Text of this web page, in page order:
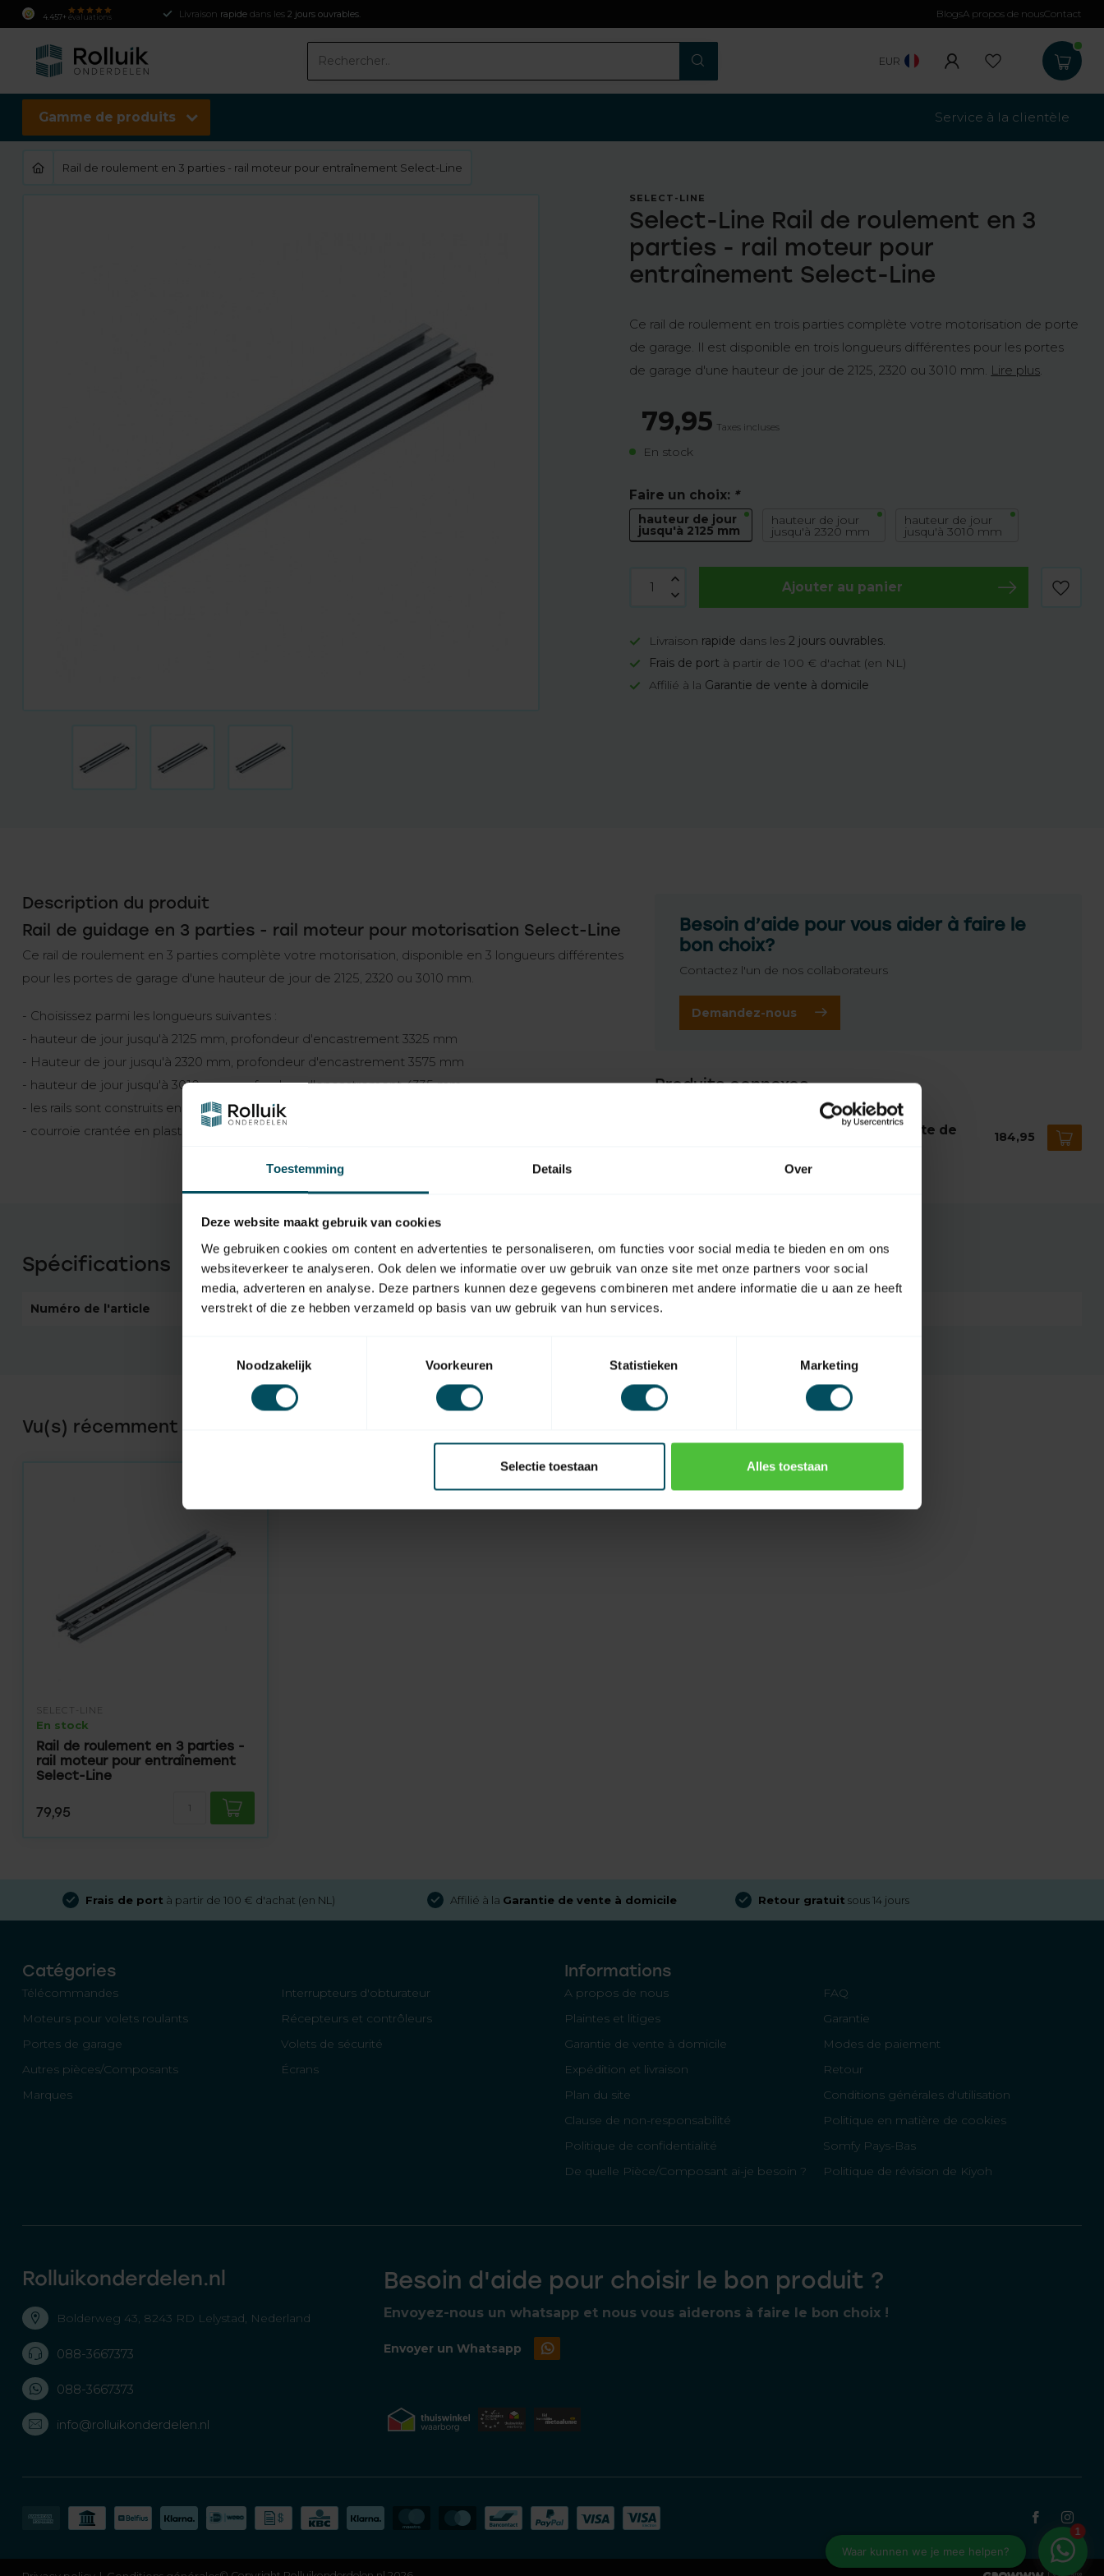
Toestemming Details Over
Deze website maakt gebruik van cookies
We gebruiken cookies om content en advertenties te personaliseren, om functies voor social media te bieden en om ons
websiteverkeer te analyseren. Ook delen we informatie over uw gebruik van onze site met onze partners voor social
media, adverteren en analyse. Deze partners kunnen deze gegevens combineren met andere informatie die u aan ze heeft
verstrekt of die ze hebben verzameld op basis van uw gebruik van hun services.
Noodzakelijk
Voorkeuren Statistieken Marketing
Selectie toestaan Alles toestaan
4.457+ évaluations Livraison rapide dans les 2 jours ouvrables Frais de port à partir de
BlogsA propos de nousContact
EUR
Gamme de produits Service à la clientèle
Rail de roulement en 3 parties - rail moteur pour entraînement Select-Line
SELECT-LINE
Select-Line Rail de roulement en 3
parties - rail moteur pour
entraînement Select-Line
Ce rail de roulement en trois parties complète votre motorisation de porte
de garage. Il est disponible en trois longueurs différentes pour les portes
de garage d'une hauteur de jour de 2125, 2320 ou 3010 mm. Lire plus.
79,95 Taxes incluses
En stock
Faire un choix: *
hauteur de jour
jusqu'à 2125 mm
hauteur de jour
jusqu'à 2320 mm
hauteur de jour
jusqu'à 3010 mm
Ajouter au panier
Livraison rapide dans les2 jours ouvrables.
Frais de port à partir de 100 € d'achat (en NL)
Affilié à la Garantie de vente à domicile
Description du produit
Rail de guidage en 3 parties - rail moteur pour motorisation Select-Line
Ce rail de roulement en 3 parties complète votre motorisation, disponible en 3 longueurs différentes
pour les portes de garage d'une hauteur de jour de 2125, 2320 ou 3010 mm.
- Choisissez parmi les longueurs suivantes :
- hauteur de jour jusqu'à 2125 mm, profondeur d'encastrement 3325 mm
- Hauteur de jour jusqu'à 2320 mm, profondeur d'encastrement 3575 mm
- hauteur de jour jusqu'à 3010 mm, profondeur d'encastrement 4335 mm
- les rails sont construits en 3 parties
- courroie crantée en plastique pour un fonctionnement souple et silencieux
Besoin d’aide pour vous aider à faire le
bon choix?
Contactez l'un de nos collaborateurs
Demandez-nous
Produits connexes
Select-Line Opérateur de porte de 184,95
Spécifications
Numéro de l'article 5826 SKU
Vu(s) récemment
SELECT-LINE
En stock
Rail de roulement en 3 parties -
rail moteur pour entraînement
Select-Line
79,95
Frais de port à partir de 100 € d'achat (en NL) Affilié à la Garantie de vente à domicile Retour gratuit sous 14 jours
Catégories
Télécommandes
Interrupteurs d'obturateur
Moteurs pour volets roulants
Récepteurs et contrôleurs
Portes de garage
Volets de sécurité
Autres pièces/Composants
Écrans
Marques
Informations
A propos de nous
FAQ
Plaintes et litiges
Garantie
Garantie de vente à domicile
Modes de paiement
Expédition et livraison
Retour
Plan du site
Conditions générales d'utilisation
Clause de non-responsabilité
Politique en matière de cookies
Politique de confidentialité
Somfy Pays-Bas
De quelle Pièce/Composant ai-je besoin ?
Politique de révision de Kiyoh
Rolluikonderdelen.nl
Bolderweg 43, 8243 RD Lelystad, Nederland
088-3667373
088-3667373
info@rolluikonderdelen.nl
Besoin d'aide pour choisir le bon produit ?
Envoyez-nous un whatsapp et nous vous aiderons à faire le bon choix !
Envoyer un Whatsapp